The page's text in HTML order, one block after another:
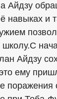
Айдзу
навыках и
школу.С
Айдзу
ему
поражения